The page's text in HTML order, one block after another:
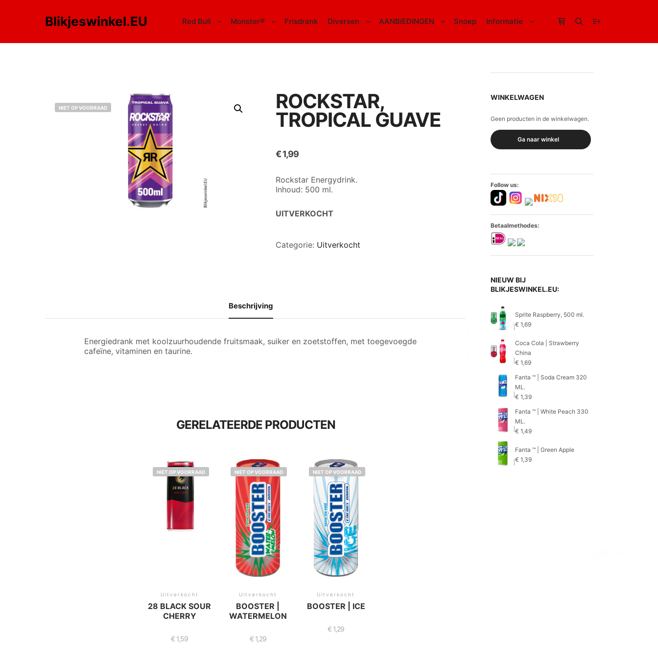
Blikjeswinkel.EU Red Bull Monster® Frisdrank Diversen AANBIEDINGEN Snoep Informatie
NIET OP VOORRAAD ROCKSTAR,
TROPICAL GUAVE
€1,99
Rockstar Energydrink.
Inhoud: 500 ml.
UITVERKOCHT
Categorie: Uitverkocht
Beschrijving
Energiedrank met koolzuurhoudende fruitsmaak, suiker en zoetstoffen, met toegevoegde
cafeïne, vitaminen en taurine.
GERELATEERDE PRODUCTEN
NIET OP VOORRAAD
Uitverkocht
28 BLACK SOUR
CHERRY
€ 1,59
NIET OP VOORRAAD
Uitverkocht
BOOSTER |
WATERMELON
€1,29
NIET OP VOORRAAD
Uitverkocht
BOOSTER | ICE
€ 1,29
WINKELWAGEN
Geen producten in de winkelwagen.
Ga naar winkel
Follow us:
Betaalmethodes:
NIEUW BIJ
BLIKJESWINKEL.EU:
Sprite Raspberry, 500 ml.
€ 1,69
Coca Cola | Strawberry
China
€ 1,69
Fanta ™ | Soda Cream 320
ML.
€ 1,39
Fanta ™ | White Peach 330
ML.
€ 1,49
Fanta ™ | Green Apple
€ 1,39